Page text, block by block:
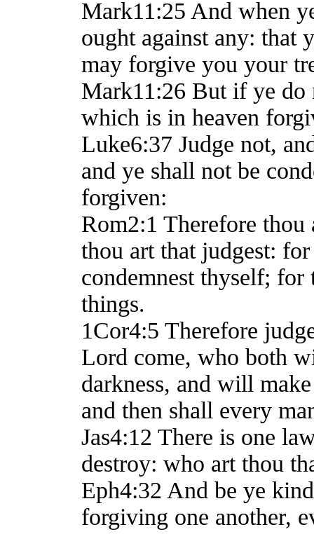
Mark11:25 And when
ought against any: that
may forgive you your
Mark11:26 But if ye
which is in heaven
Luke6:37 Judge not,
and ye shall not be
forgiven:
Rom2:1 Therefore thou
thou art that judgest:
condemnest thyself; for
things.
1Cor4:5 Therefore
Lord come, who both
darkness, and will
and then shall every
Jas4:12 There is one
destroy: who art thou
Eph4:32 And be ye
forgiving one another,